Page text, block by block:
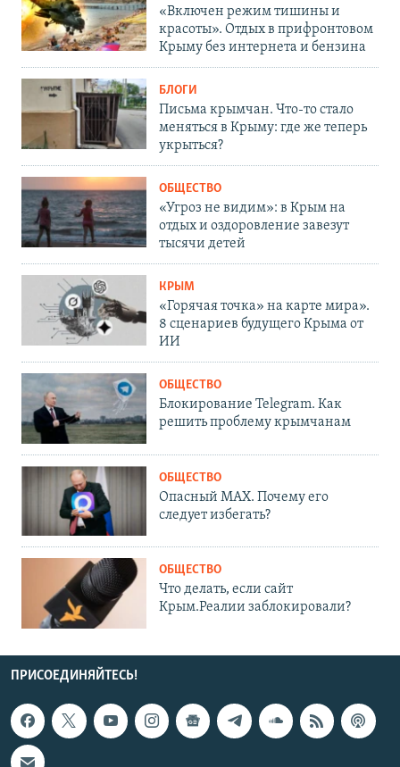
«Включен режим тишины и
красоты». Отдых в прифронтовом
Крыму без интернета и бензина
БЛОГИ
Письма крымчан. Что-то стало
меняться в Крыму: где же теперь
укрыться?
ОБЩЕСТВО
«Угроз не видим»: в Крым на
отдых и оздоровление завезут
тысячи детей
КРЫМ
«Горячая точка» на карте мира».
8 сценариев будущего Крыма от
ИИ
ОБЩЕСТВО
Блокирование Telegram. Как
решить проблему крымчанам
ОБЩЕСТВО
Опасный MAX. Почему его
следует избегать?
ОБЩЕСТВО
Что делать, если сайт
Крым.Реалии заблокировали?
ПРИСОЕДИНЯЙТЕСЬ!